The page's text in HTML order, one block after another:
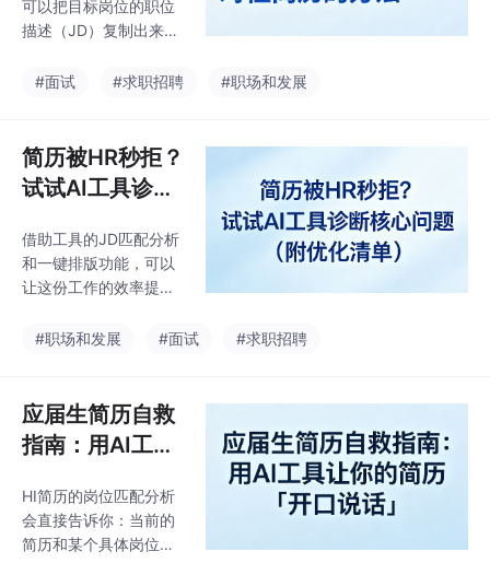
执行”这类描述，可以借
助AI把每段经历拆解成
果四个要素，哪怕一开
化信息。比较稳妥的做
法是，让A
可以把目标岗位的职位
描述（JD）复制出来，
AI工具，让它帮你分析
历中哪些部分最该被前
置、哪些描述需要调整
侧重点。实际上，它更
你有了真实经历素材之
后，帮你重新组织语
言、优化动词、量化成
方的阅读习惯。比较稳
把每个项目或实习的起
因、你具体做了
#面试 #求职招聘 #职场和发展
简历被HR秒拒？
试试AI工具诊断
化清单）
借助工具的JD匹配分析
和一键排版功能，可以
让这份工作的效率提升
的经历素材是真实的。
更偏向一个“模板加轻量
编辑”的组合，简历本身
的策略性优化能力不如
具。本文从实际使用视
角出发，先梳理如何用
AI工具定位简历硬伤、
#职场和发展 #面试 #求职招聘
应届生简历自救
指南：用AI工具
口说话」
HI简历的岗位匹配分析
会直接告诉你：当前的
简历和某个具体岗位的